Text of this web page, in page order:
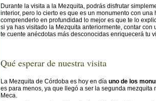
Durante la visita a la Mezquita, podrás disfrutar
interior, pero lo cierto es que es un monumento con una
comprenderlo en profundidad lo mejor es que te lo
si ya has visitado la Mezquita anteriormente, contar
te cuente anécdotas más desconocidas enriquecerá tu
Qué esperar de nuestra visita
La Mezquita de Córdoba es hoy en día uno de los
es para menos, ya que llegó a ser la segunda mezquita
Meca.